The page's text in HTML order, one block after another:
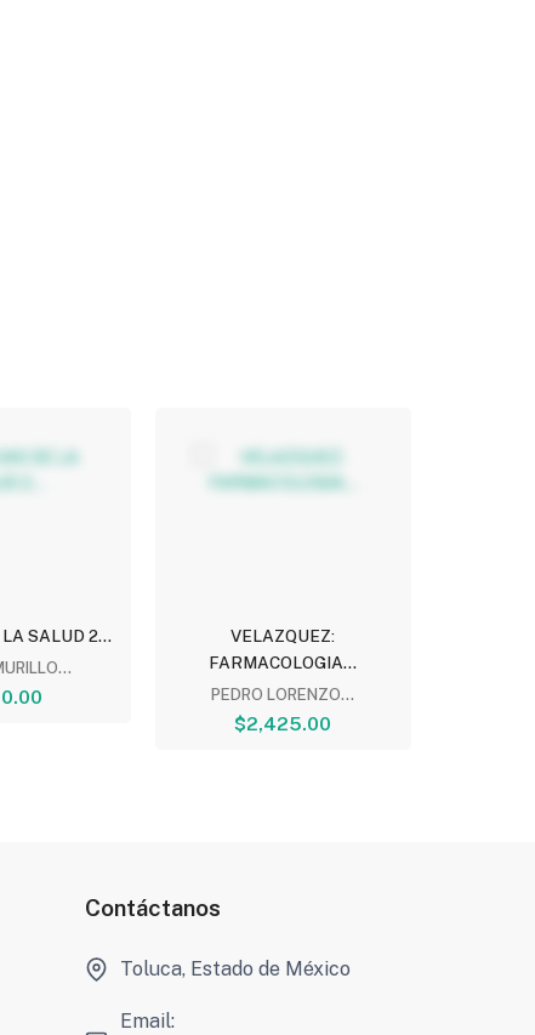
SALUD 2...
VELAZQUEZ:
FARMACOLOGIA...
PEDRO LORENZO...
$2,425.00
Contáctanos
Toluca, Estado de México
Email: